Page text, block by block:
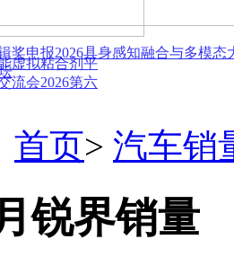
奖申报2026具身感知融合与多模态
虚拟粘合剂平
流会2026第六
首页> 汽车销
锐界销量